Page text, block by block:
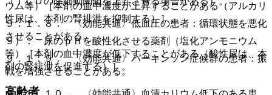
ウム等）［本剤の血中濃度が上昇することがある（アルカリ
性尿は、本剤の腎排泄を抑制する）］。
９）． 尿のｐＨを酸性化させる薬剤（塩化アンモニウム
等）［本剤の血中濃度が低下することがある（酸性尿は、本
剤の腎排泄を促進する）］。
高齢者
９．１．８． 〈効能共通〉低血圧の患者：循環状態を悪化
させることがある。
９．１．９． 〈効能共通〉パーキンソン症候群の患者：振
戦を増強させることがある。